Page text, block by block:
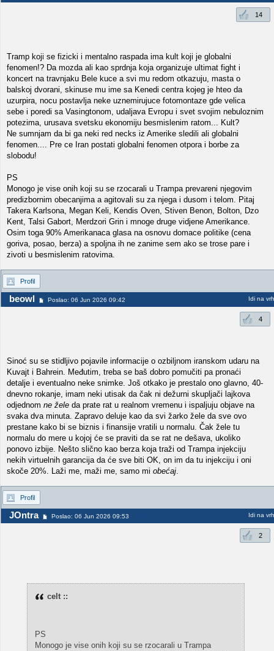
14
Tramp koji se fizicki i mentalno raspada ima kult koji je globalni
fenomen!? Da mozda ali kao sprdnja koja organizuje ultimat fight i
koncert na travnjaku Bele kuce a svi mu redom otkazuju, masta o
balskoj dvorani, skinuse mu ime sa Kenedi centra kojeg je hteo da
uzurpira, nocu postavlja neke uznemirujuce fotomontaze gde velica
sebe i poredi sa Vasingtonom, udaljava Evropu i svet svojim nebuloznim
potezima, urusava svetsku ekonomiju besmislenim ratom... Kult?
Ne sumnjam da bi ga neki red necks iz Amerike sledili ali globalni
fenomen.... Pre ce Iran postati globalni fenomen otpora i borbe za
slobodu!
PS
Monogo je vise onih koji su se rzocarali u Trampa prevareni njegovim
predizbornim obecanjima a agitovali su za njega i dusom i telom. Pitaj
Takera Karlsona, Megan Keli, Kendis Oven, Stiven Benon, Bolton, Dzo
Kent, Talsi Gabort, Merdzori Grin i mnoge druge vidjene Amerikance.
Osim toga 90% Amerikanaca glasa na osnovu domace politike (cena
goriva, posao, berza) a spoljna ih ne zanime sem ako se trose pare i
zivoti u besmislenim ratovima.
Profil
beowl Poslao: 06 Jun 2026 09:42 Idi na vrh
4
Sinoć su se stidljivo pojavile informacije o ozbiljnom iranskom udaru na
Kuvajt i Bahrein. Međutim, treba se baš dobro pomučiti pa pronaći
detalje i eventualno neke snimke. Još otkako je prestalo ono glavno, 40-
dnevno rokanje, imam neki utisak da čak ni dežurni skupljači lajkova
odjednom ne žele da prate rat u realnom vremenu i ispaljuju objave na
svaka dva minuta. Zapravo deluje kao da svi žarko žele da sve ovo
prestane kako bi se biznis i finansije vratili u normalu. Čak žele tu
normalu do mere u kojoj će se praviti da se rat ne dešava, ukoliko
ponovo izbije. Nešto slično kao berza koja traži od Trampa injekciju
nekih virtuelnih garancija da će sve biti OK, on im da tu injekciju i oni
skoče 20%. Laži me, maži me, samo mi obećaj.
Profil
JOntra Poslao: 06 Jun 2026 09:53 Idi na vrh
2
celt ::
PS
Monogo je vise onih koji su se rzocarali u Trampa